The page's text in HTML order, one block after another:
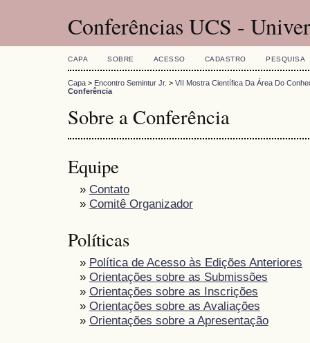
Conferências UCS -
CAPA SOBRE ACESSO CADASTRO PESQUISA
Capa > Encontro Semintur Jr. > VII Mostra Científica Da Área Do
Conferência
Sobre a Conferência
Equipe
» Contato
» Comitê Organizador
Políticas
» Política de Acesso às Edições Anteriores
» Orientações sobre as Submissões
» Orientações sobre as Inscrições
» Orientações sobre as Avaliações
» Orientações sobre a Apresentação